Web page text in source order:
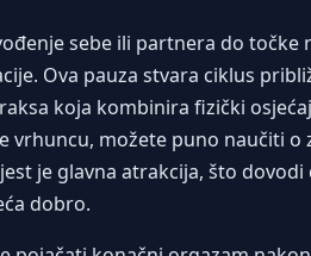
sebe ili partnera do
Ova pauza stvara ciklus
koja kombinira fizički
možete puno naučiti o
je glavna atrakcija, što
dobro.